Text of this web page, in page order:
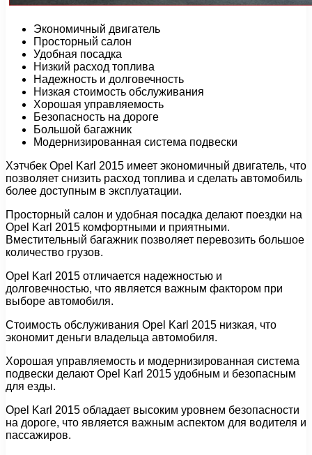
Экономичный двигатель
Просторный салон
Удобная посадка
Низкий расход топлива
Надежность и долговечность
Низкая стоимость обслуживания
Хорошая управляемость
Безопасность на дороге
Большой багажник
Модернизированная система подвески
Хэтчбек Opel Karl 2015 имеет экономичный двигатель, что
позволяет снизить расход топлива и сделать автомобиль
более доступным в эксплуатации.
Просторный салон и удобная посадка делают поездки на
Opel Karl 2015 комфортными и приятными.
Вместительный багажник позволяет перевозить большое
количество грузов.
Opel Karl 2015 отличается надежностью и
долговечностью, что является важным фактором при
выборе автомобиля.
Стоимость обслуживания Opel Karl 2015 низкая, что
экономит деньги владельца автомобиля.
Хорошая управляемость и модернизированная система
подвески делают Opel Karl 2015 удобным и безопасным
для езды.
Opel Karl 2015 обладает высоким уровнем безопасности
на дороге, что является важным аспектом для водителя и
пассажиров.